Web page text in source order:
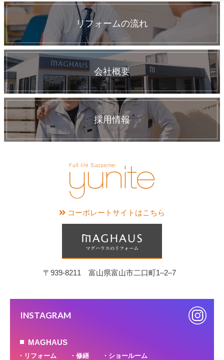
リフォームの流れ
会社概要
採用情報
コーポレートサイトはこちら
〒939-8211 富山県富山市二口町1‒2‒7
INSTAGRAM
MAGHAUS
リフォーム 修繕 ショールーム